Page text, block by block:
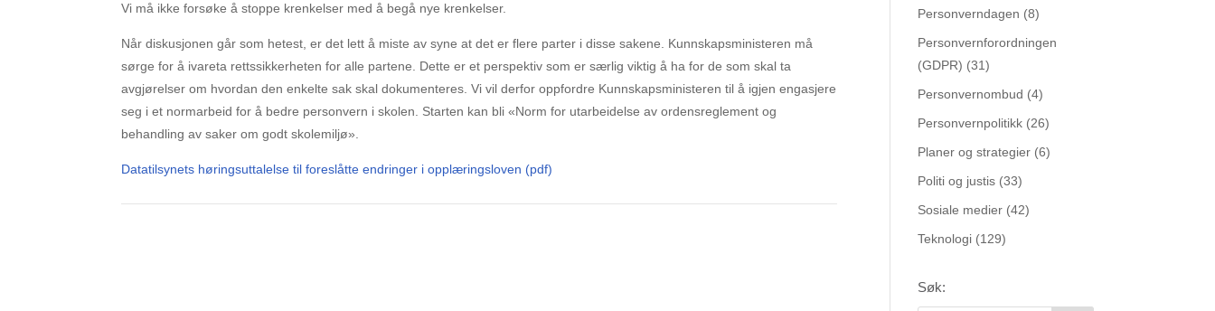
Vi må ikke forsøke å stoppe krenkelser med å begå nye krenkelser.
Når diskusjonen går som hetest, er det lett å miste av syne at det er flere parter i disse sakene. Kunnskapsministeren må
sørge for å ivareta rettssikkerheten for alle partene. Dette er et perspektiv som er særlig viktig å ha for de som skal ta
avgjørelser om hvordan den enkelte sak skal dokumenteres. Vi vil derfor oppfordre Kunnskapsministeren til å igjen engasjere
seg i et normarbeid for å bedre personvern i skolen. Starten kan bli «Norm for utarbeidelse av ordensreglement og
behandling av saker om godt skolemiljø».
Datatilsynets høringsuttalelse til foreslåtte endringer i opplæringsloven (pdf)
Personverndagen (8)
Personvernforordningen
(GDPR) (31)
Personvernombud (4)
Personvernpolitikk (26)
Planer og strategier (6)
Politi og justis (33)
Sosiale medier (42)
Teknologi (129)
Søk: